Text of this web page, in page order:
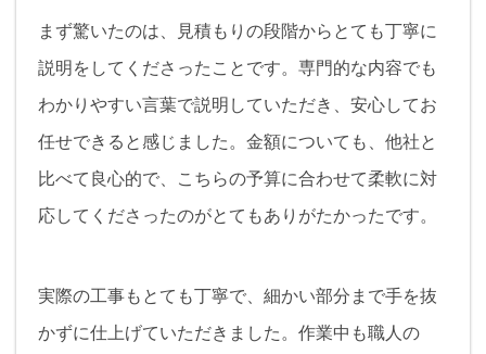
まず驚いたのは、見積もりの段階からとても丁寧に
説明をしてくださったことです。専門的な内容でも
わかりやすい言葉で説明していただき、安心してお
任せできると感じました。金額についても、他社と
比べて良心的で、こちらの予算に合わせて柔軟に対
応してくださったのがとてもありがたかったです。
実際の工事もとても丁寧で、細かい部分まで手を抜
かずに仕上げていただきました。作業中も職人の